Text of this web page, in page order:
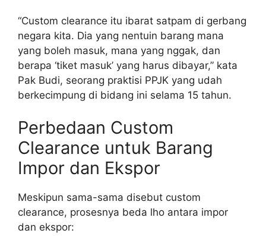
“Custom clearance itu ibarat satpam di gerbang
negara kita. Dia yang nentuin barang mana
yang boleh masuk, mana yang nggak, dan
berapa ‘tiket masuk’ yang harus dibayar,” kata
Pak Budi, seorang praktisi PPJK yang udah
berkecimpung di bidang ini selama 15 tahun.
Perbedaan Custom
Clearance untuk Barang
Impor dan Ekspor
Meskipun sama-sama disebut custom
clearance, prosesnya beda lho antara impor
dan ekspor: